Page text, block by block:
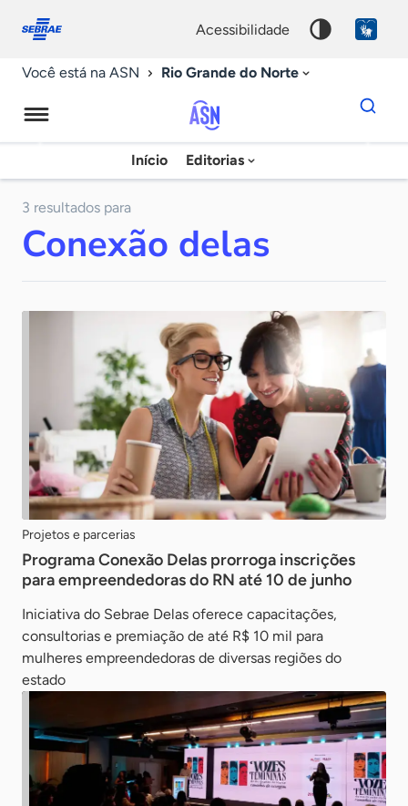
conosco
acessibilidade
Você está na ASN Rio Grande do Norte
Agência
Sebrae
Notícias
Início Editorias
Dados
para
chave
3 resultados para
Conexão delas
Projetos e parcerias
Programa Conexão Delas prorroga inscrições
para empreendedoras do RN até 10 de junho
Iniciativa do Sebrae Delas oferece capacitações,
consultorias e premiação de até R$ 10 mil para
mulheres empreendedoras de diversas regiões do
estado